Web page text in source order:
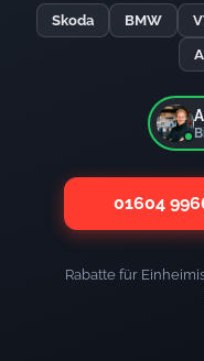
Skoda BMW
01604
Rabatte für